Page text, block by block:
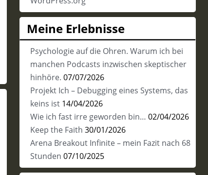
Meine Erlebnisse
Psychologie auf die Ohren. Warum ich bei
manchen Podcasts inzwischen skeptischer
hinhöre. 07/07/2026
Projekt Ich – Debugging eines Systems, das
keins ist 14/04/2026
Wie ich fast irre geworden bin… 02/04/2026
Keep the Faith 30/01/2026
Arena Breakout Infinite – mein Fazit nach 68
Stunden 07/10/2025